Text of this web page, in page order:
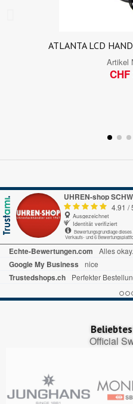
ATLANTA LCD
Artikel
CHF
UHREN-shop
4.91 /
Ausgezeichnet
Identität verifiziert
Bewertungsgrundlage dieses
Verkaufs- und 6
Echte-Bewertungen.com Alles okay.
Google My Business nice
Trustedshops.ch Perfekter
Official